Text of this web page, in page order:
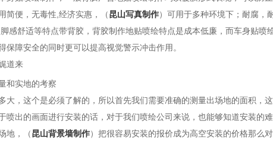
便，无毒性,经济实惠，（昆山写真制作）可用于多种环境下；耐腐，
感舒适等特点带背胶，背胶制作地贴喷绘特点是成本低廉，而车身贴喷
障安全的同时更可以提高视觉警示冲击作用。
道来
和实地的考察
，这个是必须了解的，所以首先我们需要准确的测量出场地的面积，
喷出的画面进行安装的话，对于我们喷绘公司来说，也能够知道安装的
地，（昆山背景墙制作）把很容易安装的报价成为高空安装的价格那么